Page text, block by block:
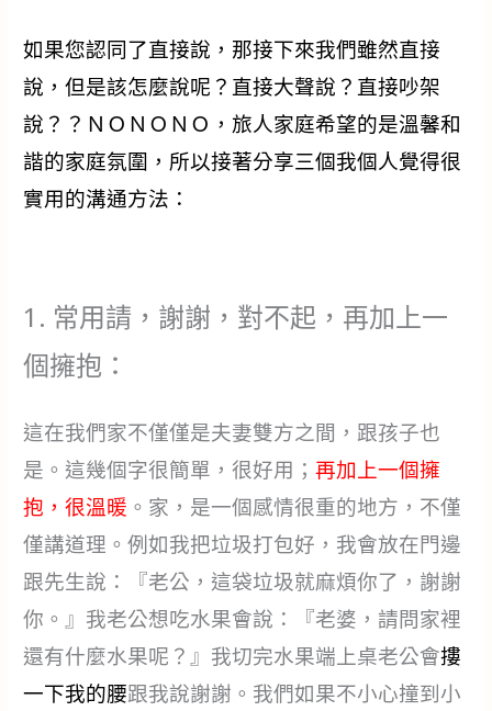
如果您認同了直接說，那接下來我們雖然直接
說，但是該怎麼說呢？直接大聲說？直接吵架
說？？ＮＯＮＯＮＯ，旅人家庭希望的是溫馨和
諧的家庭氛圍，所以接著分享三個我個人覺得很
實用的溝通方法：
1. 常用請，謝謝，對不起，再加上一
個擁抱：
這在我們家不僅僅是夫妻雙方之間，跟孩子也
是。這幾個字很簡單，很好用；再加上一個擁
抱，很溫暖 。家，是一個感情很重的地方，不僅
僅講道理。例如我把垃圾打包好，我會放在門邊
跟先生說：『老公，這袋垃圾就麻煩你了，謝謝
你。』我老公想吃水果會說：『老婆，請問家裡
還有什麼水果呢？』我切完水果端上桌老公會摟
一下我的腰跟我說謝謝。我們如果不小心撞到小